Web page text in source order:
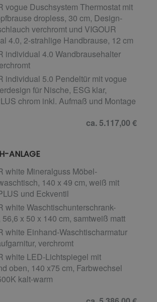
vogue Duschsystem Thermostat mit
dropless, 30 cm, Design-
verchromt und VIGOUR
4.0, 2-strahlige Handbrause, 12 cm
individual 4.0 Wandbrausehalter
individual 5.0 Pendeltür mit vogue
für Nische, ESG klar,
chrom inkl. Aufmaß und Montage
ca. 5.117,00 €
ANLAGE
white Mineralguss Möbel-
140 x 49 cm, weiß mit
und Eckventil
white Waschtischunterschrank-
56,6 x 50 x 140 cm, samtweiß matt
white Einhand-Waschtischarmatur
verchromt
white LED-Lichtspiegel mit
oben, 140 x75 cm, Farbwechsel
kalt-warm